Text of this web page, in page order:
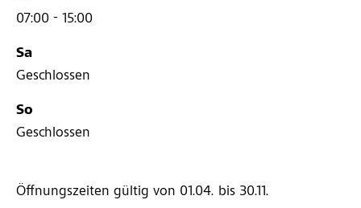
07:00 - 15:00
Sa
Geschlossen
So
Geschlossen
Öffnungszeiten gültig von 01.04. bis 30.11.